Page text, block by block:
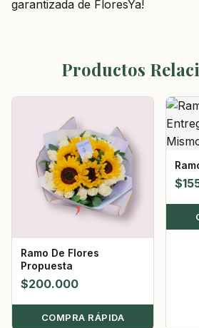
garantizada de FloresYa!
Productos
Ramo De Flores
Propuesta
$200.000
COMPRA RÁPIDA
$